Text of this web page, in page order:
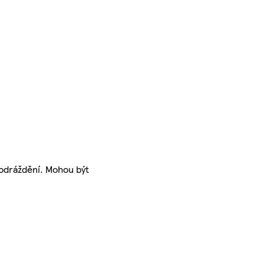
Mohou být